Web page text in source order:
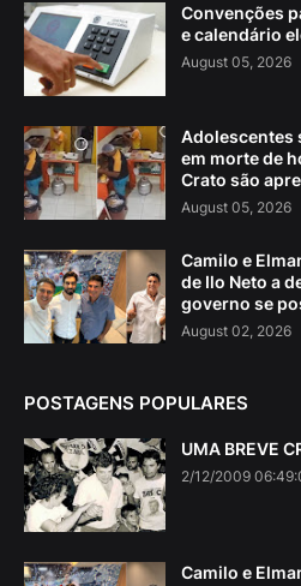
Convenções
e calendário
August 05, 2026
Adolescentes
em morte de
Crato são
August 05, 2026
Camilo e
de Ilo Neto a
governo se
August 02, 2026
POSTAGENS POPULARES
UMA BREVE
2/12/2009
Camilo e